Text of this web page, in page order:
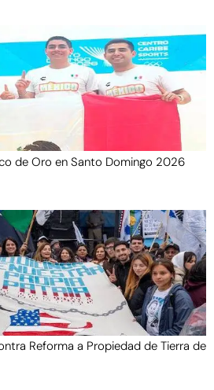
de Oro en Santo Domingo 2026
Reforma a Propiedad de Tierra de